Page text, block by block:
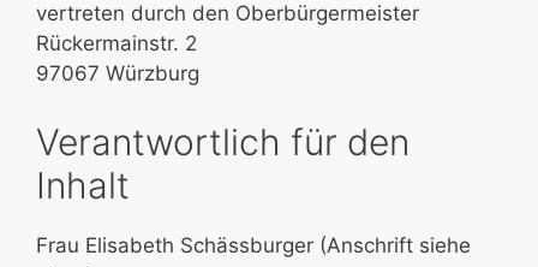
vertreten durch den Oberbürgermeister
Rückermainstr. 2
97067 Würzburg
Verantwortlich für den
Inhalt
Frau Elisabeth Schässburger (Anschrift siehe